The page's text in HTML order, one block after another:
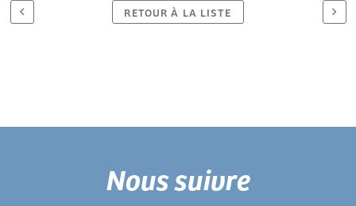
RETOUR À LA LISTE
Nous suivre